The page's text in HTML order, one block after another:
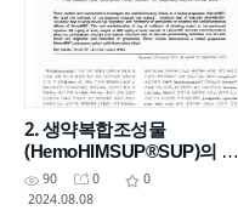
2. 생약복합조성물
(HemoHIMSUP®SUP)의 항
염증작용
90 0
0
2024.08.08